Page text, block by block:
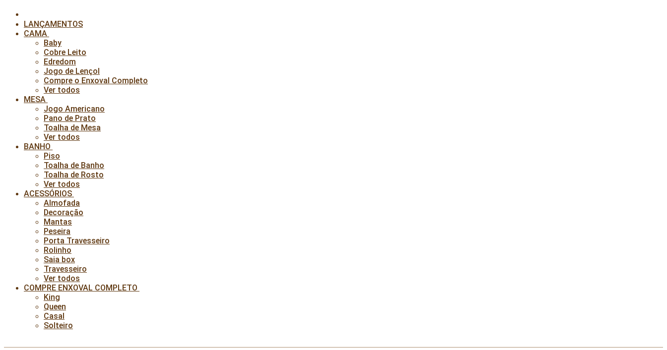
LANÇAMENTOS
CAMA
Baby
Cobre Leito
Edredom
Jogo de Lençol
Compre o Enxoval Completo
Ver todos
MESA
Jogo Americano
Pano de Prato
Toalha de Mesa
Ver todos
BANHO
Piso
Toalha de Banho
Toalha de Rosto
Ver todos
ACESSÓRIOS
Almofada
Decoração
Mantas
Peseira
Porta Travesseiro
Rolinho
Saia box
Travesseiro
Ver todos
COMPRE ENXOVAL COMPLETO
King
Queen
Casal
Solteiro